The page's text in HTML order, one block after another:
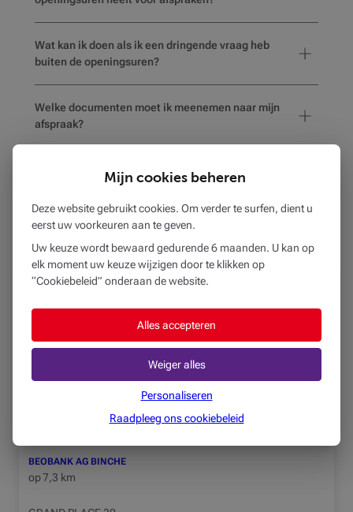
Wat kan ik doen als ik een dringende vraag heb
buiten de openingsuren?
Welke documenten moet ik meenemen naar mijn
afspraak?
Hoe weet ik of het gekozen kantoor
rolstoeltoegankelijk is of voorzieningen heeft voor
mensen met een beperking?
BEOBANK AG MARIEMONT
RUE DE BASCOUP 295
7170 MANAGE
064 53 00 40
Gesloten, opent maandag om 9u00
BEOBANK AG BINCHE
op7,3 km
Mijn cookies beheren
Deze website gebruikt cookies. Om verder te surfen, dient u
eerst uw voorkeuren aan te geven.
Uw keuze wordt bewaard gedurende 6 maanden. U kan op
elk moment uw keuze wijzigen door te klikken op
“Cookiebeleid” onderaan de website.
Alles accepteren
Weiger alles
Personaliseren
Raadpleeg ons cookiebeleid